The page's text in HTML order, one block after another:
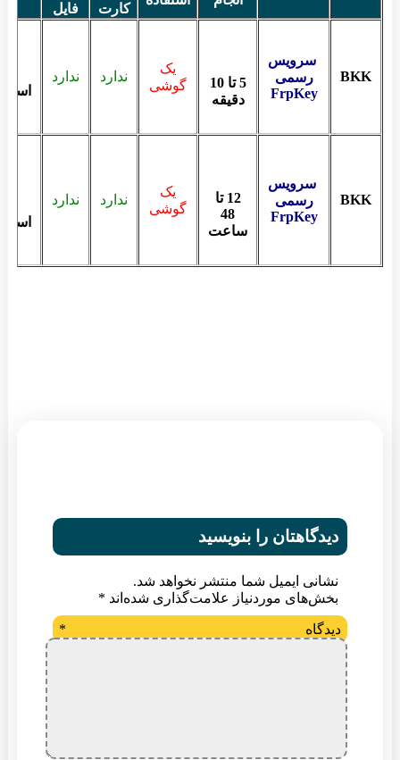
کارت فایل
BKK
سرویس
رسمی
FrpKey
5 تا 10
دقیقه
یک
گوشی
ندارد
ندارد
BKK
سرویس
رسمی
FrpKey
12 تا
48
ساعت
یک
گوشی
ندارد
ندارد
دیدگاهتان را بنویسید
نشانی ایمیل شما منتشر نخواهد شد.
بخش‌های موردنیاز علامت‌گذاری شده‌اند *
دیدگاه *